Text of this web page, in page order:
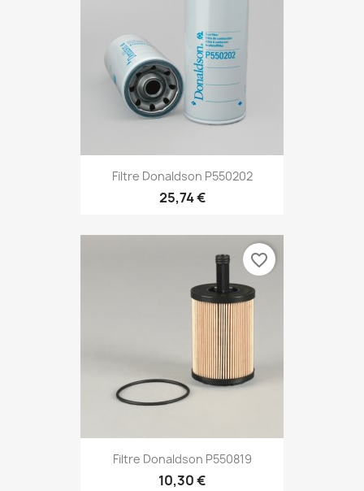
Filtre Donaldson P550202
25,74 €
Filtre Donaldson P550819
10,30 €
favorite_border